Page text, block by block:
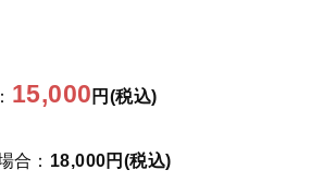
15,000 円(税込)
合： 18,000円(税込)